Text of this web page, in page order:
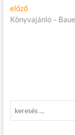
Bejegyzés
navigáció
előzőElőző
cikk:
Könyvajánló –